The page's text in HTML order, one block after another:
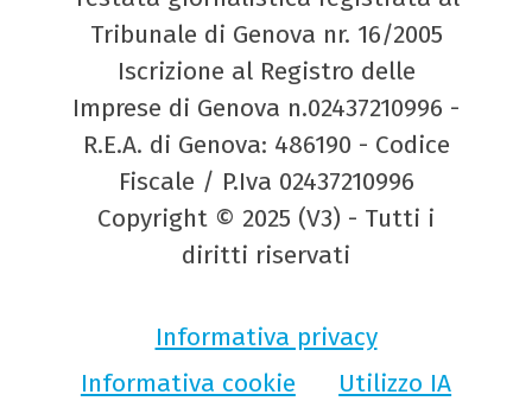
Tribunale di Genova nr. 16/2005
Iscrizione al Registro delle
Imprese di Genova n.02437210996 -
R.E.A. di Genova: 486190 - Codice
Fiscale / P.Iva 02437210996
Copyright © 2025 (V3) - Tutti i
diritti riservati
Informativa privacy
Informativa cookie
Utilizzo IA